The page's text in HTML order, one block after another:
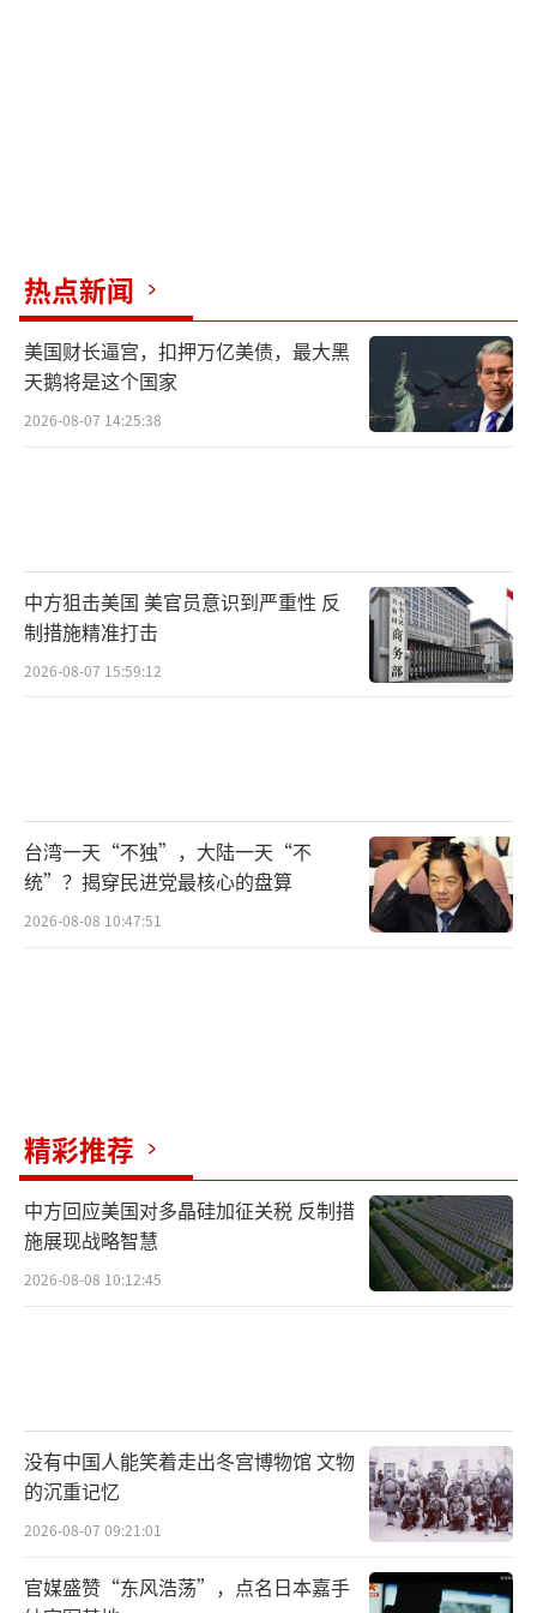
中俄第十次空中战略巡航是两国年度计划
内的联合军事行动，也是在某些国家加紧推进
军事扩张、突破和平底线、妄图篡改历史、美
化侵略、动摇战后国际秩序根基、加剧地区局
势紧张动荡的特殊时期进行的。联合空中战略
慑信号。中俄举行联合空中战略巡航释放何信
号 展示共同维护地区和平的决心。（责任编辑：卢
其龙 CM0882）
热点新闻
美国财长逼宫，扣押万亿美债，最大黑
天鹅将是这个国家
2026-08-07 14:25:38
中方狙击美国 美官员意识到严重性 反
制措施精准打击
2026-08-07 15:59:12
台湾一天“不独”，大陆一天“不
统”？揭穿民进党最核心的盘算
2026-08-08 10:47:51
精彩推荐
中方回应美国对多晶硅加征关税 反制措
施展现战略智慧
2026-08-08 10:12:45
没有中国人能笑着走出冬宫博物馆 文物
的沉重记忆
2026-08-07 09:21:01
官媒盛赞“东风浩荡”，点名日本嘉手